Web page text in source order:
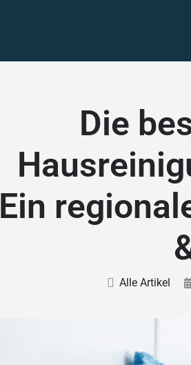
Die
Ein
Alle Artikel